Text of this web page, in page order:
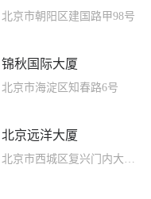
北京市朝阳区建国路甲98号
锦秋国际大厦
北京市海淀区知春路6号
北京远洋大厦
北京市西城区复兴门内大街158号